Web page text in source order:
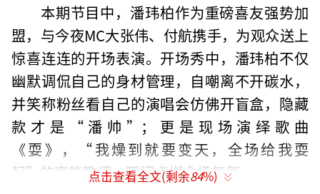
本期节目中，潘玮柏作为重磅喜友强势加
盟，与今夜MC大张伟、付航携手，为观众送上
惊喜连连的开场表演。开场秀中，潘玮柏不仅
幽默调侃自己的身材管理，自嘲离不开碳水，
并笑称粉丝看自己的演唱会仿佛开盲盒，隐藏
款才是“潘帅”；更是现场演绎歌曲
《耍》，“我燥到就要变天，全场给我耍
起”的高能歌词，瞬间点燃全场气氛。
点击查看全文(剩余84%)